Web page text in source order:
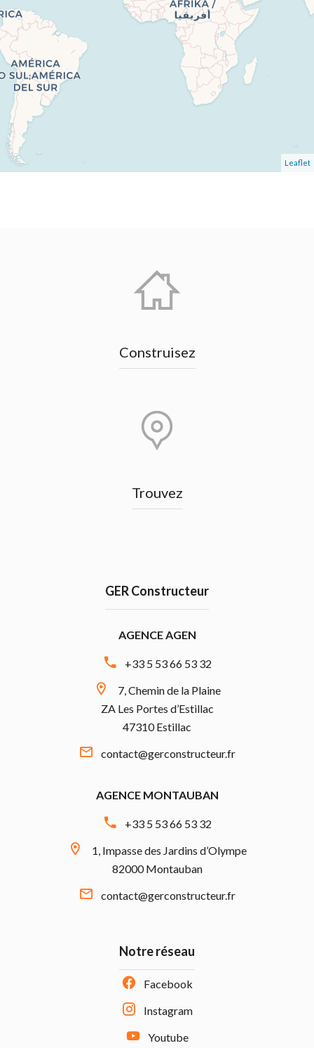
Leaflet
Construisez
Trouvez
GER Constructeur
AGENCE AGEN
+33 5 53 66 53 32
7, Chemin de la Plaine
ZA Les Portes d’Estillac
47310 Estillac
contact@gerconstructeur.fr
AGENCE MONTAUBAN
+33 5 53 66 53 32
1, Impasse des Jardins d’Olympe
82000 Montauban
contact@gerconstructeur.fr
Notre réseau
Facebook
Instagram
Youtube